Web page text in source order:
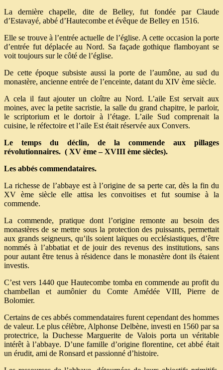
La dernière chapelle, dite de Belley, fut fondée par Claude
d’Estavayé, abbé d’Hautecombe et évêque de Belley en 1516.
Elle se trouve à l’entrée actuelle de l’église. A cette occasion la porte
d’entrée fut déplacée au Nord. Sa façade gothique flamboyant se
voit toujours sur le côté de l’église.
De cette époque subsiste aussi la porte de l’aumône, au sud du
monastère, ancienne entrée de l’enceinte, datant du XIV ème siècle.
A cela il faut ajouter un cloître au Nord. L’aile Est servait aux
moines, avec la petite sacristie, la salle du grand chapitre, le parloir,
le scriptorium et le dortoir à l’étage. L’aile Sud comprenait la
cuisine, le réfectoire et l’aile Est était réservée aux Convers.
Le temps du déclin, de la commende aux pillages
révolutionnaires. ( XV ème – XVIII ème siècles).
Les abbés commendataires.
La richesse de l’abbaye est à l’origine de sa perte car, dès la fin du
XV ème siècle elle attisa les convoitises et fut soumise à la
commende.
La commende, pratique dont l’origine remonte au besoin des
monastères de se mettre sous la protection des puissants, permettait
aux grands seigneurs, qu’ils soient laïques ou ecclésiastiques, d’être
nommés à l’abbatiat et de jouir des revenus des institutions, sans
pour autant être tenus à résidence dans le monastère dont ils étaient
investis.
C’est vers 1440 que Hautecombe tomba en commende au profit du
chambellan et aumônier du Comte Amédée VIII, Pierre de
Bolomier.
Certains de ces abbés commendataires furent cependant des hommes
de valeur. Le plus célèbre, Alphonse Delbène, investi en 1560 par sa
protectrice, la Duchesse Marguerite de Valois porta un véritable
intérêt à l’abbaye. D’une famille d’origine florentine, cet abbé était
un érudit, ami de Ronsard et passionné d’histoire.